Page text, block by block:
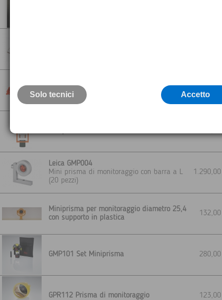
alloggiamento in plastica rotabile e base
magnetica
Diametro prisma 12,7 / 17,5 / 25,4 mm
Leica GMP004
Mini prisma di monitoraggio con barra a L
(20 pezzi)
Miniprisma per monitoraggio diametro 25,4
con supporto in plastica
GMP101 Set Miniprisma
GPR112 Prisma di monitoraggio
Solo tecnici Accetto